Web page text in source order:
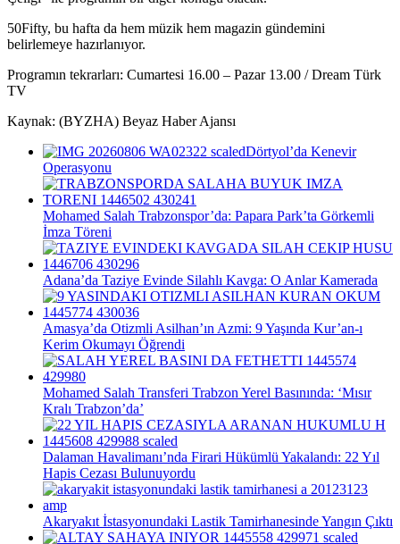
50Fifty, bu hafta da hem müzik hem magazin gündemini
belirlemeye hazırlanıyor.
Programın tekrarları: Cumartesi 16.00 – Pazar 13.00 / Dream Türk
TV
Kaynak: (BYZHA) Beyaz Haber Ajansı
Dörtyol’da Kenevir
Operasyonu
Mohamed Salah Trabzonspor’da: Papara Park’ta Görkemli
İmza Töreni
Adana’da Taziye Evinde Silahlı Kavga: O Anlar Kamerada
Amasya’da Otizmli Asilhan’ın Azmi: 9 Yaşında Kur’an-ı
Kerim Okumayı Öğrendi
Mohamed Salah Transferi Trabzon Yerel Basınında: ‘Mısır
Kralı Trabzon’da’
Dalaman Havalimanı’nda Firari Hükümlü Yakalandı: 22 Yıl
Hapis Cezası Bulunuyordu
Akaryakıt İstasyonundaki Lastik Tamirhanesinde Yangın Çıktı